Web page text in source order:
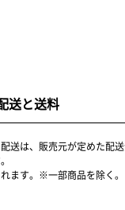
送と送料
送は、販売元が定めた配
ます。※一部商品を除く。